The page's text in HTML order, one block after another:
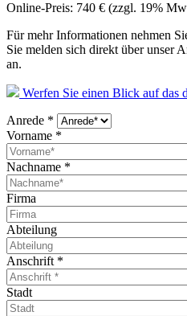
Online-Preis: 740 € (zzgl. 19%
Für mehr Informationen nehmen
Sie melden sich direkt über unser
an.
Werfen Sie einen Blick auf das
Anrede *
Vorname *
Nachname *
Firma
Abteilung
Anschrift *
Stadt